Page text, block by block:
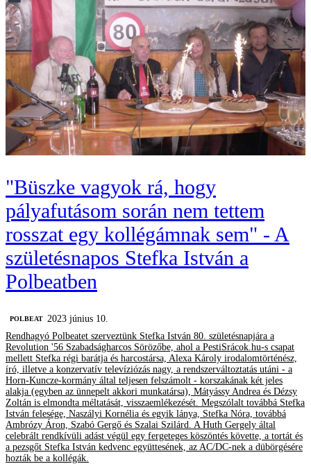
"Büszke vagyok rá, hogy
pályafutásom során nem tettem
rosszat egy kollégámnak sem" - A
születésnapos Stefka István a
Polbeatben
‎POLBEAT
2023 június 10.
Rendhagyó Polbeatet szerveztünk Stefka István 80. születésnapjára a
Revolution '56 Szabadságharcos Sörözőbe, ahol a PestiSrácok.hu-s csapat
mellett Stefka régi barátja és harcostársa, Alexa Károly irodalomtörténész,
író, illetve a konzervatív televíziózás nagy, a rendszerváltoztatás utáni - a
Horn-Kuncze-kormány által teljesen felszámolt - korszakának két jeles
alakja (egyben az ünnepelt akkori munkatársa), Mátyássy Andrea és Dézsy
Zoltán is elmondta méltatását, visszaemlékezését. Megszólalt továbbá Stefka
István felesége, Naszályi Kornélia és egyik lánya, Stefka Nóra, továbbá
Ambrózy Áron, Szabó Gergő és Szalai Szilárd. A Huth Gergely által
celebrált rendkívüli adást végül egy fergeteges köszöntés követte, a tortát és
a pezsgőt Stefka István kedvenc együttesének, az AC/DC-nek a dübörgésére
hozták be a kollégák.